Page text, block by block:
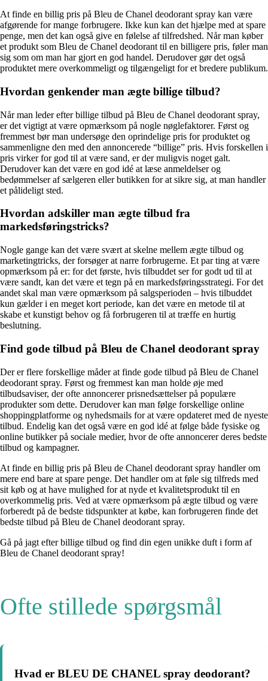
At finde en billig pris på Bleu de Chanel deodorant spray kan være
afgørende for mange forbrugere. Ikke kun kan det hjælpe med at spare
penge, men det kan også give en følelse af tilfredshed. Når man køber
et produkt som Bleu de Chanel deodorant til en billigere pris, føler man
sig som om man har gjort en god handel. Derudover gør det også
produktet mere overkommeligt og tilgængeligt for et bredere publikum.
Hvordan genkender man ægte billige tilbud?
Når man leder efter billige tilbud på Bleu de Chanel deodorant spray,
er det vigtigt at være opmærksom på nogle nøglefaktorer. Først og
fremmest bør man undersøge den oprindelige pris for produktet og
sammenligne den med den annoncerede “billige” pris. Hvis forskellen i
pris virker for god til at være sand, er der muligvis noget galt.
Derudover kan det være en god idé at læse anmeldelser og
bedømmelser af sælgeren eller butikken for at sikre sig, at man handler
et pålideligt sted.
Hvordan adskiller man ægte tilbud fra
markedsføringstricks?
Nogle gange kan det være svært at skelne mellem ægte tilbud og
marketingtricks, der forsøger at narre forbrugerne. Et par ting at være
opmærksom på er: for det første, hvis tilbuddet ser for godt ud til at
være sandt, kan det være et tegn på en markedsføringsstrategi. For det
andet skal man være opmærksom på salgsperioden – hvis tilbuddet
kun gælder i en meget kort periode, kan det være en metode til at
skabe et kunstigt behov og få forbrugeren til at træffe en hurtig
beslutning.
Find gode tilbud på Bleu de Chanel deodorant spray
Der er flere forskellige måder at finde gode tilbud på Bleu de Chanel
deodorant spray. Først og fremmest kan man holde øje med
tilbudsaviser, der ofte annoncerer prisnedsættelser på populære
produkter som dette. Derudover kan man følge forskellige online
shoppingplatforme og nyhedsmails for at være opdateret med de nyeste
tilbud. Endelig kan det også være en god idé at følge både fysiske og
online butikker på sociale medier, hvor de ofte annoncerer deres bedste
tilbud og kampagner.
At finde en billig pris på Bleu de Chanel deodorant spray handler om
mere end bare at spare penge. Det handler om at føle sig tilfreds med
sit køb og at have mulighed for at nyde et kvalitetsprodukt til en
overkommelig pris. Ved at være opmærksom på ægte tilbud og være
forberedt på de bedste tidspunkter at købe, kan forbrugeren finde det
bedste tilbud på Bleu de Chanel deodorant spray.
Gå på jagt efter billige tilbud og find din egen unikke duft i form af
Bleu de Chanel deodorant spray!
Ofte stillede spørgsmål
Hvad er BLEU DE CHANEL spray deodorant?